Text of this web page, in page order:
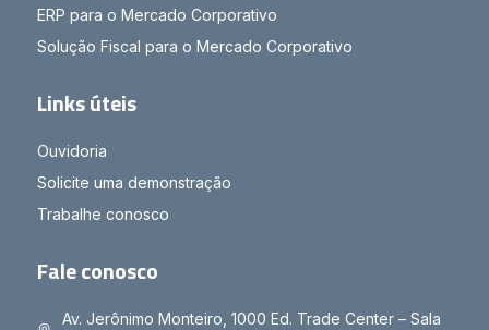
ERP para o Mercado Corporativo
Solução Fiscal para o Mercado Corporativo
Links úteis
Ouvidoria
Solicite uma demonstração
Trabalhe conosco
Fale conosco
Av. Jerônimo Monteiro, 1000 Ed. Trade Center – Sala